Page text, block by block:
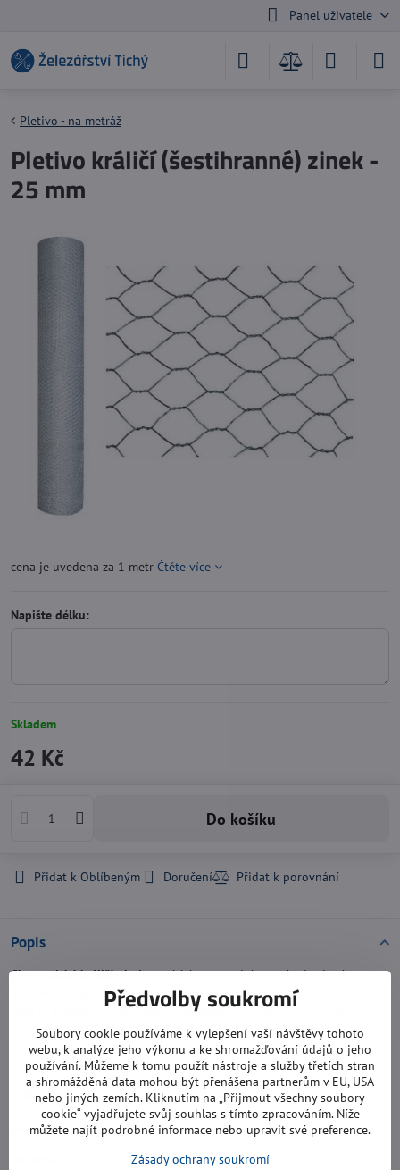
Panel uživatele
Pletivo - na metráž
Pletivo králičí (šestihranné) zinek -
25 mm
cena je uvedena za 1 metr Čtěte více
Napište délku:
Skladem
42 Kč
Do košíku
Přidat k Oblíbeným Doručení
Popis
Chovatelské králičí pletivonabízíme v pozinkovaném i zeleném
provedení. Využití nachází v oblasti chovatelství drobného zvířectva,
jako je drůbež a králíci, nebo v zemědělství jako ochrana kmenů
ovocných stromů.
rozměr oka:25 mm
výška pletiva:1 m
síla drátu:0,8 mm
Předvolby soukromí
Soubory cookie používáme k vylepšení vaší návštěvy tohoto
webu, k analýze jeho výkonu a ke shromažďování údajů o jeho
používání. Můžeme k tomu použít nástroje a služby třetích stran
a shromážděná data mohou být přenášena partnerům v EU, USA
nebo jiných zemích. Kliknutím na „Přijmout všechny soubory
cookie“ vyjadřujete svůj souhlas s tímto zpracováním. Níže
můžete najít podrobné informace nebo upravit své preference.
Zásady ochrany soukromí